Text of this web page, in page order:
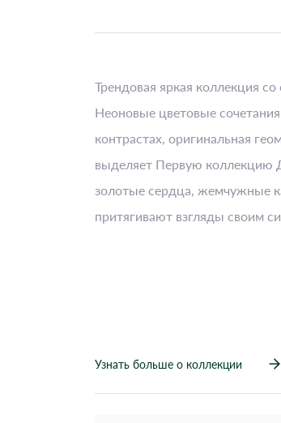
Трендовая яркая коллекция
Неоновые цветовые
контрастах, оригинальная
выделяет Первую коллекцию
золотые сердца, жемчужные
притягивают взгляды своим
Узнать больше о коллекции